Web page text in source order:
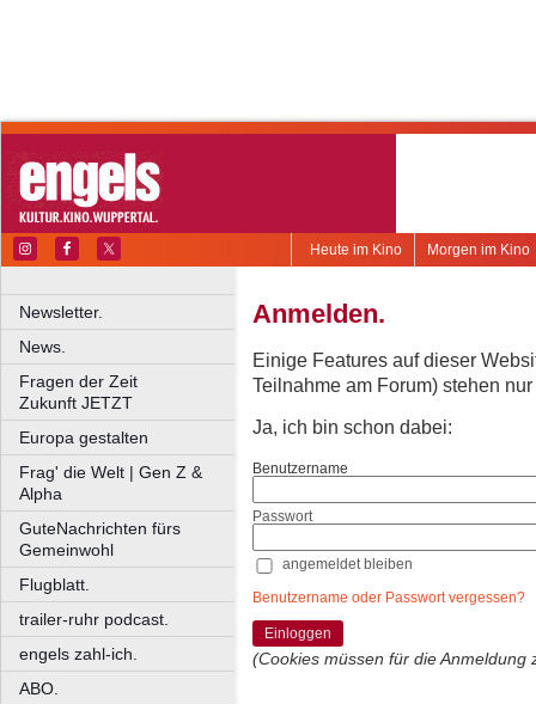
Morgen im Kino
Heute im Kino
Newsletter.
News.
Fragen der Zeit
Zukunft JETZT
Europa gestalten
Frag' die Welt | Gen Z &
Alpha
GuteNachrichten fürs
Gemeinwohl
Flugblatt.
trailer-ruhr podcast.
engels zahl-ich.
ABO.
Anmelden.
Einige Features auf dieser
Teilnahme am Forum) stehen
Ja, ich bin schon dabei:
Benutzername
Passwort
angemeldet bleiben
Benutzername oder Passwort vergessen?
Einloggen
(Cookies müssen für die Anmeldung